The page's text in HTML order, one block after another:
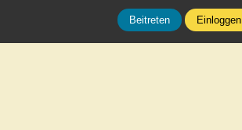
Beitreten Einloggen